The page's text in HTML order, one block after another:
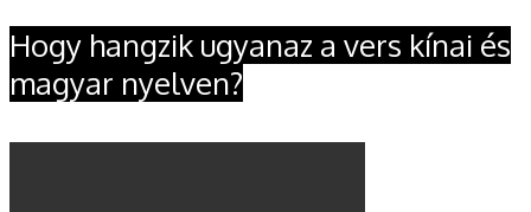
Hogy hangzik ugyanaz a vers kínai és
magyar nyelven?